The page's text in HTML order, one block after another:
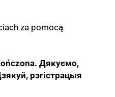
za pomocą
Дякуємо,
рэгістрацыя